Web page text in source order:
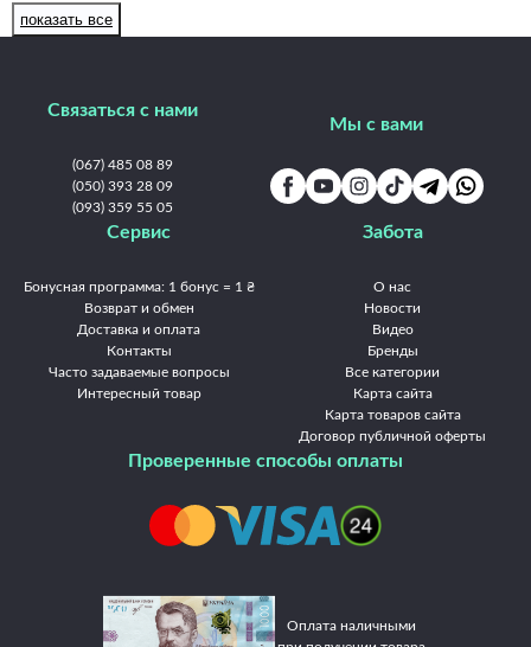
Житомир Запорожье
Мукачево Николаев Одесса
Харьков Херсон Хмельницкий Черкассы
показать все
Связаться с нами
(067) 485 08 89
(050) 393 28 09
(093) 359 55 05
Мы с вами
Сервис
Бонусная программа: 1 бонус = 1 ₴
Возврат и обмен
Доставка и оплата
Контакты
Часто задаваемые вопросы
Интересный товар
Забота
О нас
Новости
Видео
Бренды
Все категории
Карта сайта
Карта товаров сайта
Договор публичной оферты
Проверенные способы оплаты
Оплата наличными